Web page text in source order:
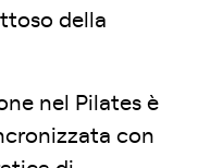
della
nel Pilates è
con